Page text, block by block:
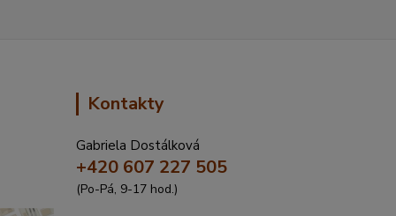
Kontakty
Gabriela Dostálková
+420 607 227 505
(Po-Pá, 9-17 hod.)